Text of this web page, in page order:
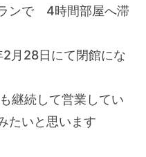
ンで 4時間部屋へ滞
月28日にて閉館にな
継続して営業してい
たいと思います